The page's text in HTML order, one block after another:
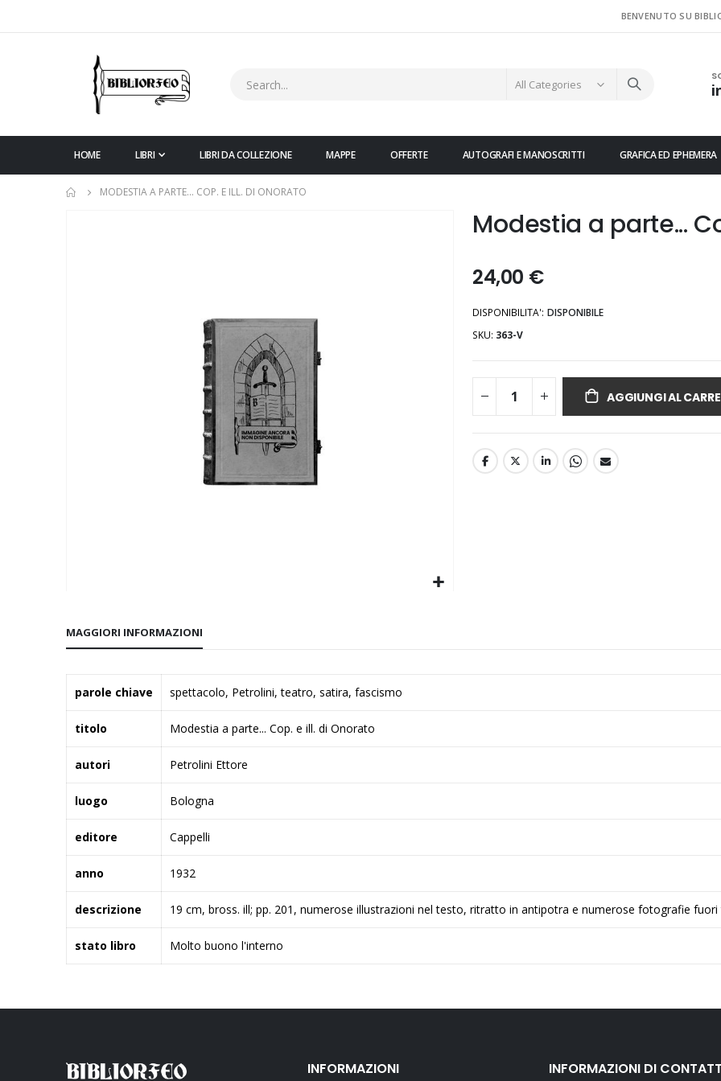
BENVENUTO SU
HOME LIBRI LIBRI DA COLLEZIONE MAPPE OFFERTE AUTOGRAFI E MANOSCRITTI GRAFICA ED EPHEMERA
MODESTIA A PARTE... COP. E ILL. DI ONORATO
della
di
immagini
Modestia a parte...
24,00 €
DISPONIBILITA': DISPONIBILE
SKU 363-V
AGGIUNGI AL
MAGGIORI INFORMAZIONI
Informazioni
parole chiave spettacolo, Petrolini, teatro, satira, fascismo
titolo Modestia a parte... Cop. e ill. di Onorato
autori Petrolini Ettore
luogo Bologna
editore Cappelli
anno 1932
descrizione 19 cm, bross. ill; pp. 201, numerose illustrazioni nel testo, ritratto in antipotra e numerose fotografie
stato libro Molto buono l'interno
INFORMAZIONI INFORMAZIONI DI